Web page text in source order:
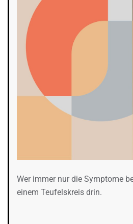
Wer immer nur die Symptome
einem Teufelskreis drin.